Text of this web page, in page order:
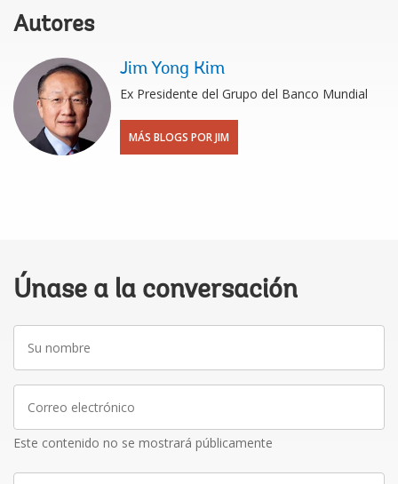
Autores
Jim Yong Kim
Ex Presidente del Grupo del Banco Mundial
MÁS BLOGS POR JIM
Únase a la conversación
Su
nombre
Correo
electrónico
Este contenido no se mostrará públicamente